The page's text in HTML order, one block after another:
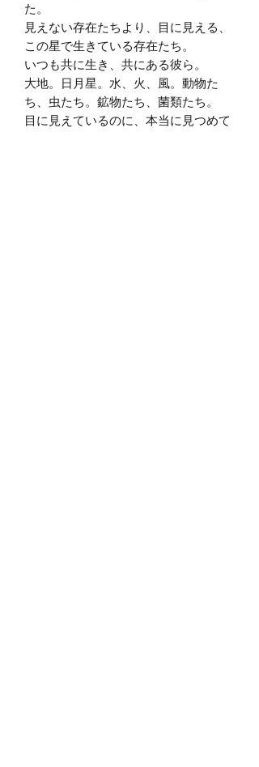
た。
見えない存在たちより、目に見える、
この星で生きている存在たち。
いつも共に生き、共にある彼ら。
大地。日月星。水、火、風。動物た
ち、虫たち。鉱物たち、菌類たち。
目に見えているのに、本当に見つめて